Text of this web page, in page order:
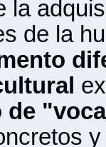
la
de la
de